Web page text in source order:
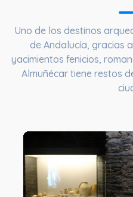
Uno de los destinos
de Andalucía, gracias
yacimientos fenicios,
Almuñécar tiene restos